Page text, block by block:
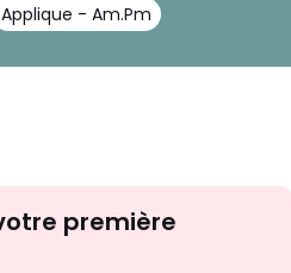
Applique - Am.Pm
d'inspirations
première